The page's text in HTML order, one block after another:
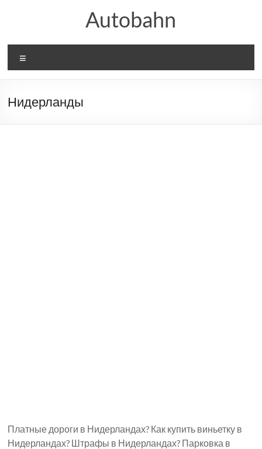
Autobahn
Нидерланды
Платные дороги в Нидерландах? Как купить виньетку в
Нидерландах? Штрафы в Нидерландах? Парковка в